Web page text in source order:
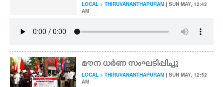
LOCAL > THIRUVANANTHAPURAM | SUN MAY, 12:42
AM
മൗന ധർണ സംഘടിപ്പിച്ചു
LOCAL > THIRUVANANTHAPURAM | SUN MAY, 12:52
AM